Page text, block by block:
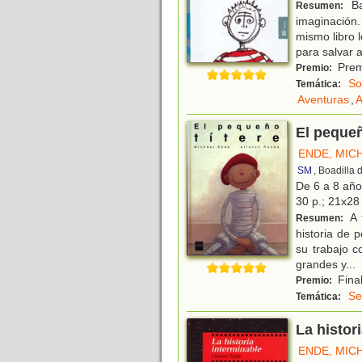
Resumen:
mismo libro
para salvar a
Premio:
Temática:
Aventuras,
El
ENDE,
SM , Boadilla
De 6 a 8
30 p.;
Resumen:
A
historia de
su trabajo
grandes y...
Premio:
Temática:
La
ENDE,